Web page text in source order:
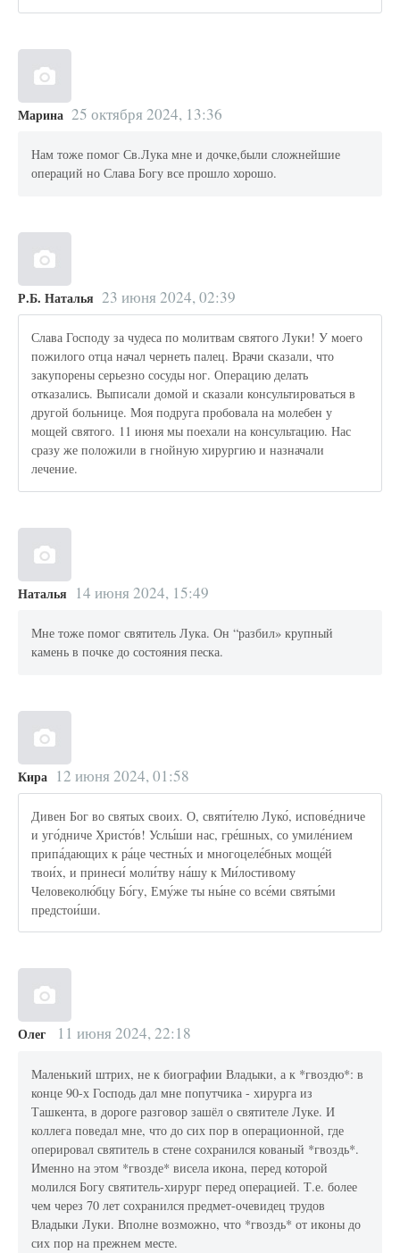
Марина 25 октября 2024, 13:36
Нам тоже помог Св.Лука мне и дочке,были сложнейшие
операций но Слава Богу все прошло хорошо.
Р.Б. Наталья 23 июня 2024, 02:39
Слава Господу за чудеса по молитвам святого Луки! У моего
пожилого отца начал чернеть палец. Врачи сказали, что
закупорены серьезно сосуды ног. Операцию делать
отказались. Выписали домой и сказали консультироваться в
другой больнице. Моя подруга пробовала на молебен у
мощей святого. 11 июня мы поехали на консультацию. Нас
сразу же положили в гнойную хирургию и назначали
лечение.
Наталья 14 июня 2024, 15:49
Мне тоже помог святитель Лука. Он “разбил» крупный
камень в почке до состояния песка.
Кира 12 июня 2024, 01:58
Дивен Бог во святых своих. О, святи́телю Луко́, испове́дниче
и уго́дниче Христо́в! Услы́ши нас, гре́шных, со умиле́нием
припа́дающих к ра́це честны́х и многоцеле́бных моще́й
твои́х, и принеси́ моли́тву на́шу к Ми́лостивому
Человеколю́бцу Бо́гу, Ему́же ты ны́не со все́ми святы́ми
предстои́ши.
Олег 11 июня 2024, 22:18
Маленький штрих, не к биографии Владыки, а к *гвоздю*: в
конце 90-х Господь дал мне попутчика - хирурга из
Ташкента, в дороге разговор зашёл о святителе Луке. И
коллега поведал мне, что до сих пор в операционной, где
оперировал святитель в стене сохранился кованый *гвоздь*.
Именно на этом *гвозде* висела икона, перед которой
молился Богу святитель-хирург перед операцией. Т.е. более
чем через 70 лет сохранился предмет-очевидец трудов
Владыки Луки. Вполне возможно, что *гвоздь* от иконы до
сих пор на прежнем месте.